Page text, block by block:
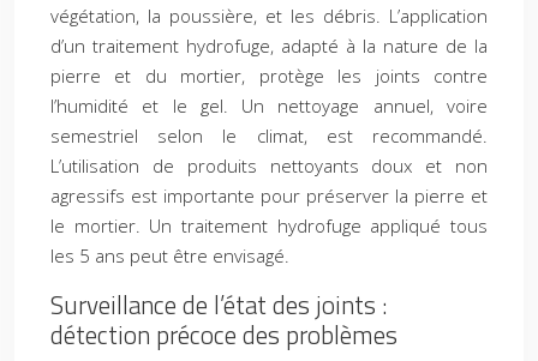
végétation, la poussière, et les débris. L’application
d’un traitement hydrofuge, adapté à la nature de la
pierre et du mortier, protège les joints contre
l’humidité et le gel. Un nettoyage annuel, voire
semestriel selon le climat, est recommandé.
L’utilisation de produits nettoyants doux et non
agressifs est importante pour préserver la pierre et
le mortier. Un traitement hydrofuge appliqué tous
les 5 ans peut être envisagé.
Surveillance de l’état des joints :
détection précoce des problèmes